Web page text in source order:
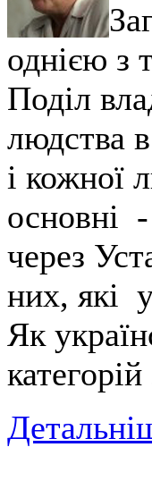
однією з
Поділ
людства
і кожної
основні
через
них, які
Як